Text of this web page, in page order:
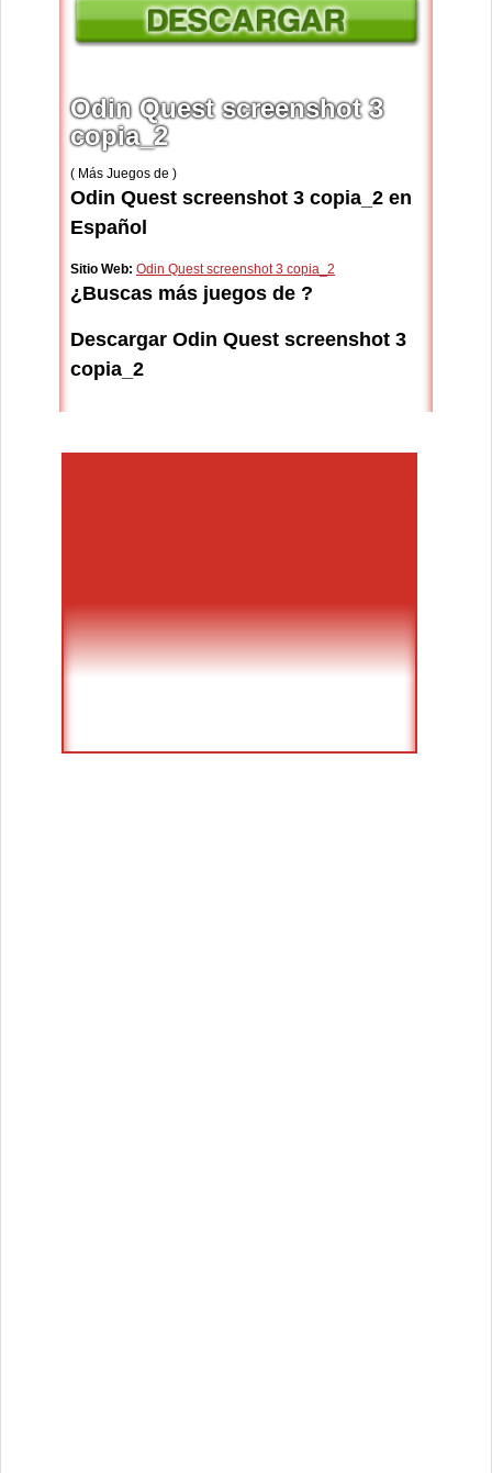
Odin Quest screenshot 3
copia_2
( Más Juegos de )
Odin Quest screenshot 3 copia_2 en
Español
Sitio Web: Odin Quest screenshot 3 copia_2
¿Buscas más juegos de ?
Descargar Odin Quest screenshot 3
copia_2